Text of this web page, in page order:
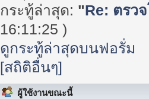
กระทู้ล่าสุด: "Re: ตรว
16:11:25 )
ดูกระทู้ล่าสุดบนฟอรั่ม
[สถิติอื่นๆ]
ผู้ใช้งานขณะนี้